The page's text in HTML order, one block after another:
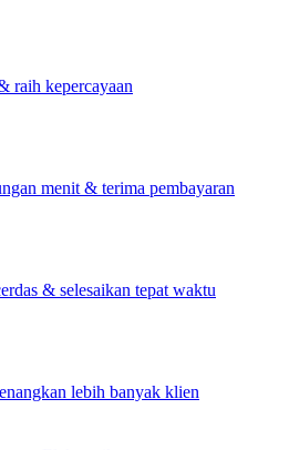
raih kepercayaan
menit & terima pembayaran
& selesaikan tepat waktu
lebih banyak klien